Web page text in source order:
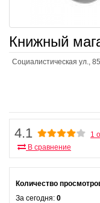
Книжный
Социалистическая ул.,
4.1 1
В сравнение
Количество
За сегодня: 0